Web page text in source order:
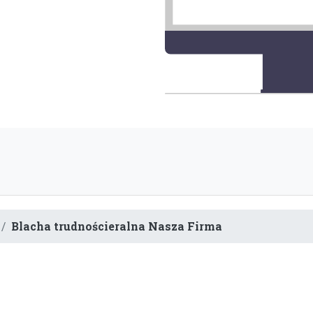
Blacha trudnościeralna Nasza Firma